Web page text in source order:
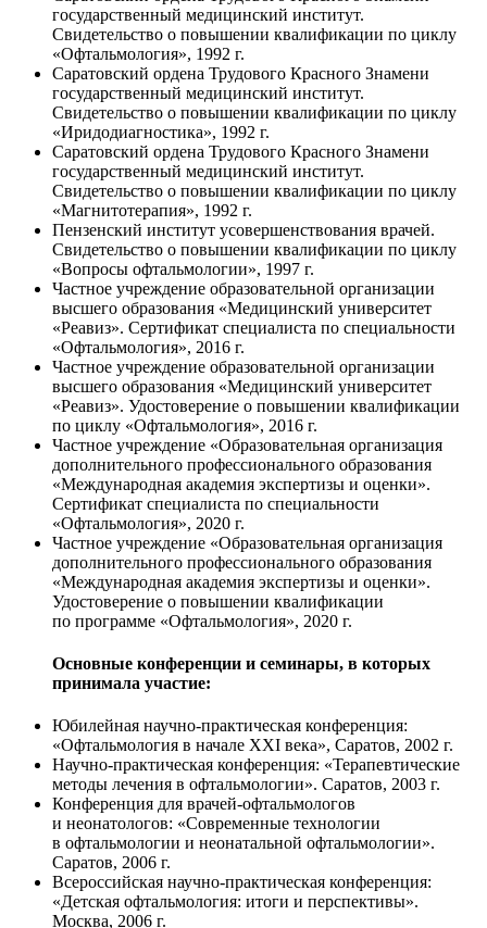
государственный медицинский институт.
Свидетельство о повышении квалификации по циклу
«Офтальмология», 1992 г.
Саратовский ордена Трудового Красного Знамени
государственный медицинский институт.
Свидетельство о повышении квалификации по циклу
«Иридодиагностика», 1992 г.
Саратовский ордена Трудового Красного Знамени
государственный медицинский институт.
Свидетельство о повышении квалификации по циклу
«Магнитотерапия», 1992 г.
Пензенский институт усовершенствования врачей.
Свидетельство о повышении квалификации по циклу
«Вопросы офтальмологии», 1997 г.
Частное учреждение образовательной организации
высшего образования «Медицинский университет
«Реавиз». Сертификат специалиста по специальности
«Офтальмология», 2016 г.
Частное учреждение образовательной организации
высшего образования «Медицинский университет
«Реавиз». Удостоверение о повышении квалификации
по циклу «Офтальмология», 2016 г.
Частное учреждение «Образовательная организация
дополнительного профессионального образования
«Международная академия экспертизы и оценки».
Сертификат специалиста по специальности
«Офтальмология», 2020 г.
Частное учреждение «Образовательная организация
дополнительного профессионального образования
«Международная академия экспертизы и оценки».
Удостоверение о повышении квалификации
по программе «Офтальмология», 2020 г.
Основные конференции и семинары, в которых
принимала участие:
Юбилейная научно-практическая конференция:
«Офтальмология в начале XXI века», Саратов, 2002 г.
Научно-практическая конференция: «Терапевтические
методы лечения в офтальмологии». Саратов, 2003 г.
Конференция для врачей-офтальмологов
и неонатологов: «Современные технологии
в офтальмологии и неонатальной офтальмологии».
Саратов, 2006 г.
Всероссийская научно-практическая конференция:
«Детская офтальмология: итоги и перспективы».
Москва, 2006 г.